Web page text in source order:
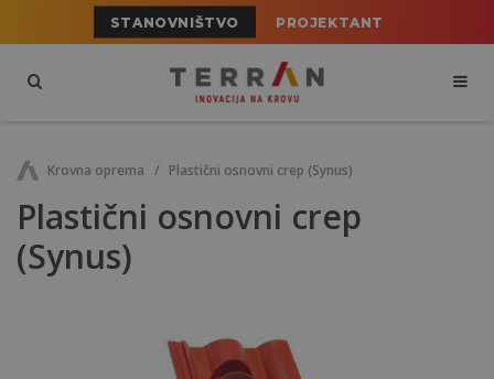
STANOVNIŠTVO PROJEKTANT
Krovna oprema Plastični osnovni crep (Synus)
Plastični osnovni crep
(Synus)